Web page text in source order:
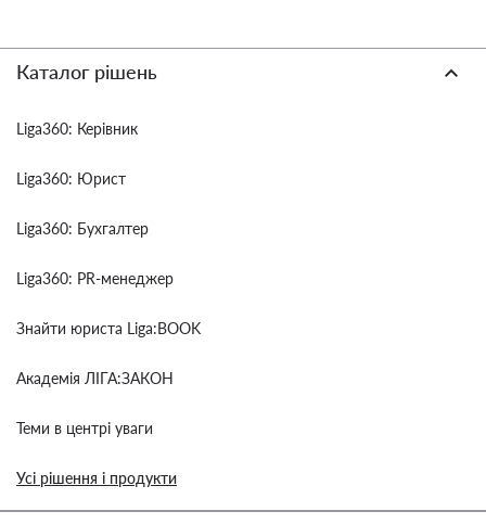
Каталог рішень
Liga360: Керівник
Liga360: Юрист
Liga360: Бухгалтер
Liga360: PR-менеджер
Знайти юриста Liga:BOOK
Академія ЛІГА:ЗАКОН
Теми в центрі уваги
Усі рішення і продукти